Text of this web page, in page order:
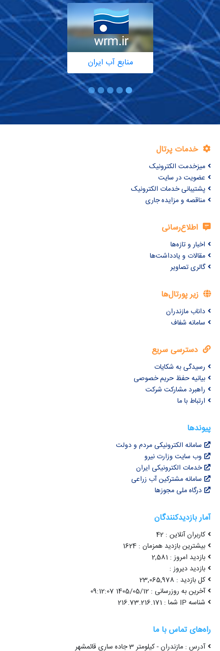
منابع آب ایران
خدمات پرتال
میزخدمت الکترونیک
عضویت در سایت
پشتیبانی خدمات الکترونیک
مناقصه و مزایده جاری
اطلاع‌رسانی
اخبار و تازه‌ها
مقالات و یادداشت‌ها
گالری تصاویر
زیر پورتال‌ها
داناب مازندران
سامانه شفاف
دسترسی سریع
رسیدگی به شکایات
بیانیه حفظ حریم خصوصی
راهبرد مشارکت شرکت
ارتباط با ما
پیوندها
سامانه الکترونیکی مردم و دولت
وب سایت وزارت نیرو
خدمات الکترونیکی ایران
سامانه مشترکین آب زراعی
درگاه ملی مجوزها
آمار بازدیدکنندگان
کاربران آنلاین : 42
بیشترین بازدید همزمان : 1624
بازدید امروز : 2,581
بازدید دیروز :
کل بازدید : 23,065,978
آخرین به روزرسانی : 1405/05/12 09:12:07
شناسه IP شما : 216.73.216.171
راه‌های تماس با ما
آدرس : مازندران - کیلومتر 3 جاده ساری قائمشهر